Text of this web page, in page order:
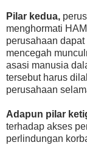
Pilar kedua,
menghormati
perusahaan
mencegah
asasi manusia
tersebut harus
perusahaan
Adapun pilar
terhadap akses
perlindungan